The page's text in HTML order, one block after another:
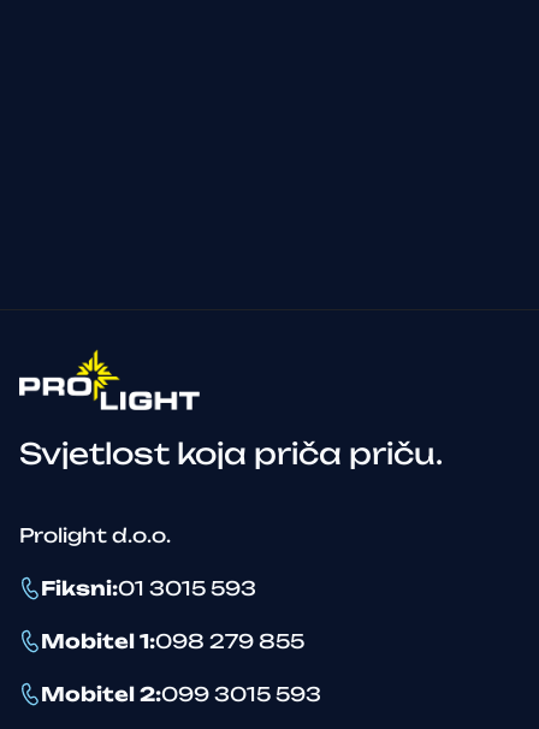
Svjetlost koja priča priču.
Prolight d.o.o.
Fiksni:01 3015 593
Mobitel 1:098 279 855
Mobitel 2:099 3015 593